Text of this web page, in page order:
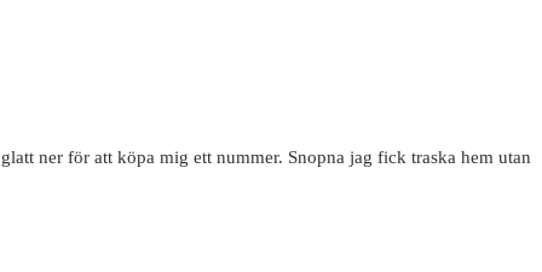
ner för att köpa mig ett nummer. Snopna jag fick traska hem utan